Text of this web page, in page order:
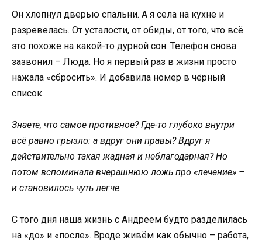
Он хлопнул дверью спальни. А я села на кухне и
разревелась. От усталости, от обиды, от того, что всё
это похоже на какой-то дурной сон. Телефон снова
зазвонил – Люда. Но я первый раз в жизни просто
нажала «сбросить». И добавила номер в чёрный
список.
Знаете, что самое противное? Где-то глубоко внутри
всё равно грызло: а вдруг они правы? Вдруг я
действительно такая жадная и неблагодарная? Но
потом вспоминала вчерашнюю ложь про «лечение» –
и становилось чуть легче.
С того дня наша жизнь с Андреем будто разделилась
на «до» и «после». Вроде живём как обычно – работа,